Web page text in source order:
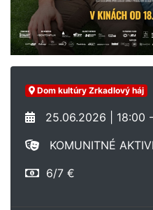
Dom kultúry Zrkadlový háj
25.06.2026 | 18:00
KOMUNITNÉ
6/7 €